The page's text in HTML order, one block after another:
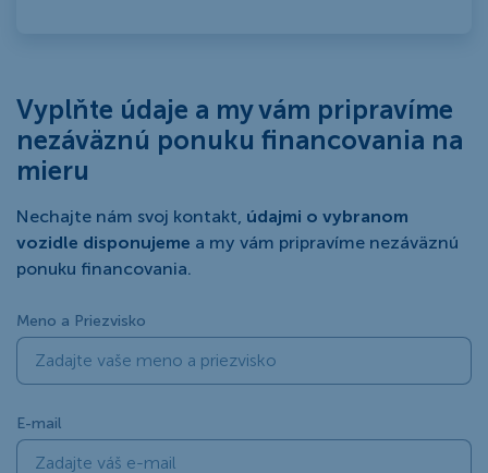
Vyplňte údaje a my vám pripravíme
nezáväznú ponuku financovania na
mieru
Nechajte nám svoj kontakt, údajmi o vybranom
vozidle disponujeme a my vám pripravíme nezáväznú
ponuku financovania.
Meno a Priezvisko
E-mail